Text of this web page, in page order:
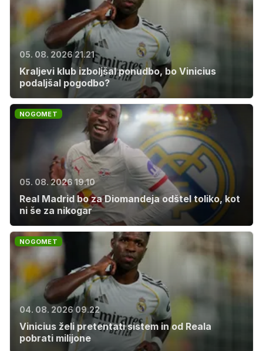
05. 08. 2026 21.21
Kraljevi klub izboljšal ponudbo, bo Vinicius
podaljšal pogodbo?
NOGOMET
05. 08. 2026 19.10
Real Madrid bo za Diomandeja odštel toliko, kot
ni še za nikogar
NOGOMET
04. 08. 2026 09.22
Vinicius želi pretentati sistem in od Reala
pobrati milijone